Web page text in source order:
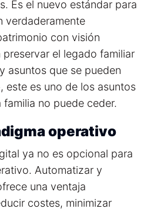
Es el nuevo estándar para
verdaderamente
con visión
el legado familiar
asuntos que se pueden
este es uno de los asuntos
no puede ceder.
operativo
ya no es opcional para
Automatizar y
una ventaja
costes, minimizar